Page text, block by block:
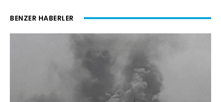
BENZER HABERLER